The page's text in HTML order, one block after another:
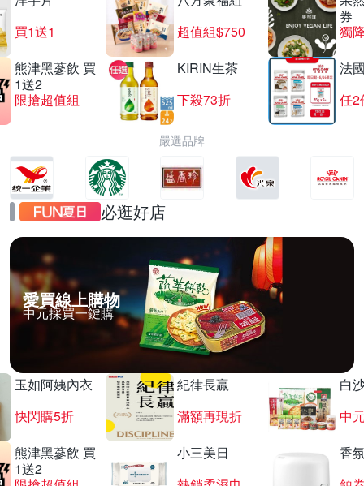
買1送1
超值組$750
券
獨
熊津黑蔘飲 買
1送2
限搶超值組
KIRIN生茶
下殺73折
法
任2
嚴選品牌
必逛好店
愛買線上購物
中元採買一鍵購
玉如阿姨內衣
快閃購5折
紀律長贏
滿額再現折
白
中
熊津黑蔘飲 買
1送2
小三美日
香